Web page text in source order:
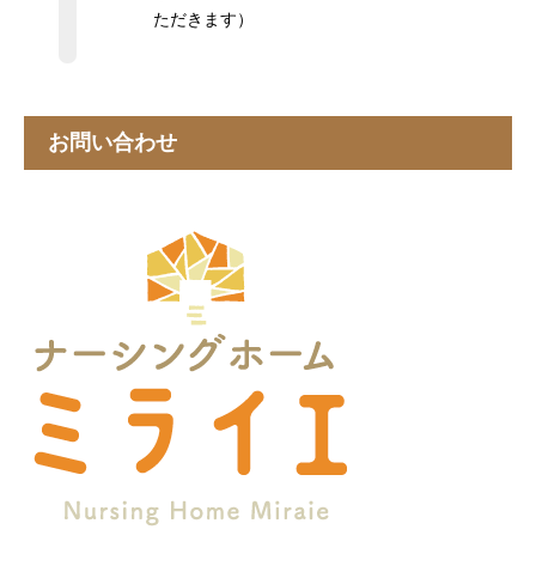
私たちについて
ただきます）
お問い合わせ